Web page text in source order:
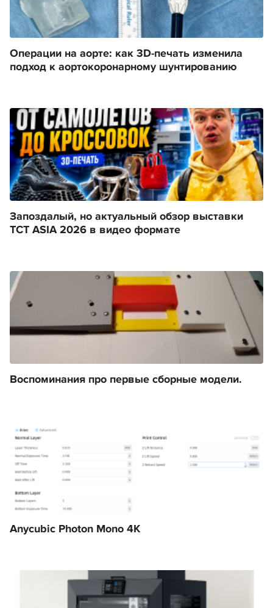
Операции на аорте: как 3D-печать изменила
подход к аортокоронарному шунтированию
Запоздалый, но актуальный обзор выставки
TCT ASIA 2026 в видео формате
Воспоминания про первые сборные модели.
Anycubic Photon Mono 4K